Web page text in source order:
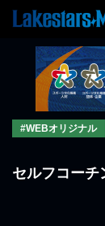
#WEBオリジナル
セルフコー